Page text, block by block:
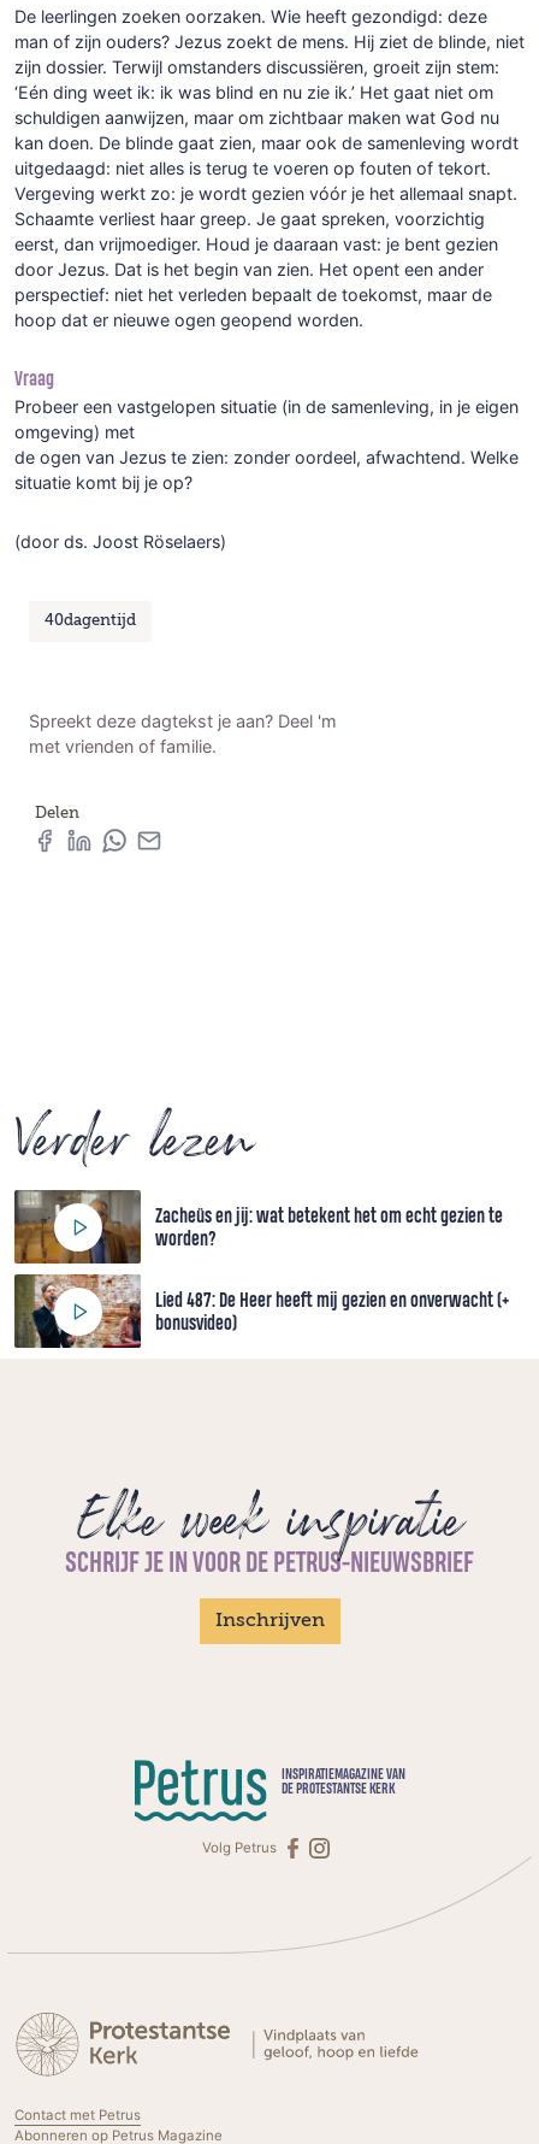
De leerlingen zoeken oorzaken. Wie heeft gezondigd: deze
man of zijn ouders? Jezus zoekt de mens. Hij ziet de blinde, niet
zijn dossier. Terwijl omstanders discussiëren, groeit zijn stem:
‘Eén ding weet ik: ik was blind en nu zie ik.’ Het gaat niet om
schuldigen aanwijzen, maar om zichtbaar maken wat God nu
kan doen. De blinde gaat zien, maar ook de samenleving wordt
uitgedaagd: niet alles is terug te voeren op fouten of tekort.
Vergeving werkt zo: je wordt gezien vóór je het allemaal snapt.
Schaamte verliest haar greep. Je gaat spreken, voorzichtig
eerst, dan vrijmoediger. Houd je daaraan vast: je bent gezien
door Jezus. Dat is het begin van zien. Het opent een ander
perspectief: niet het verleden bepaalt de toekomst, maar de
hoop dat er nieuwe ogen geopend worden.
Vraag
Probeer een vastgelopen situatie (in de samenleving, in je eigen
omgeving) met
de ogen van Jezus te zien: zonder oordeel, afwachtend. Welke
situatie komt bij je op?
(door ds. Joost Röselaers)
40dagentijd
Spreekt deze dagtekst je aan? Deel 'm
met vrienden of familie.
Delen
Verder lezen
Zacheüs en jij: wat betekent het om echt gezien te
worden?
Lied 487: De Heer heeft mij gezien en onverwacht (+
bonusvideo)
Elke week inspiratie
SCHRIJF JE IN VOOR DE PETRUS-NIEUWSBRIEF
Inschrijven
INSPIRATIEMAGAZINE VAN
DE PROTESTANTSE KERK
Volg Petrus
Contact met Petrus
Abonneren op Petrus Magazine